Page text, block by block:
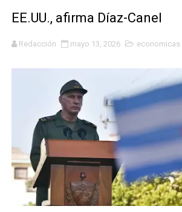
Lionel Messi y su familia despiden
SNS fortalece servicios
EE.UU., afirma Díaz-Canel
Redacción mayo 13, 2026 economicas